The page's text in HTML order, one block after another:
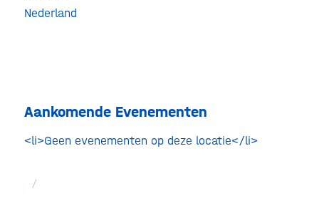
Nederland
Aankomende Evenementen
<li>Geen evenementen op deze locatie</li>
/